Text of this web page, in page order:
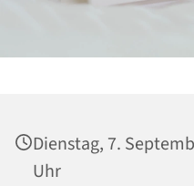
Dienstag, 7.
Uhr